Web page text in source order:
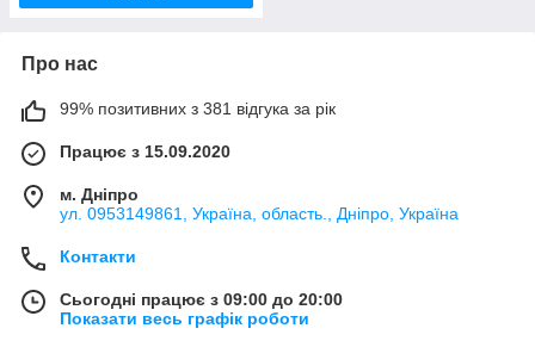
Про нас
99% позитивних з 381 відгука за рік
Працює з 15.09.2020
м. Дніпро
ул. 0953149861, Україна, область., Дніпро, Україна
Контакти
Сьогодні працює з 09:00 до 20:00
Показати весь графік роботи